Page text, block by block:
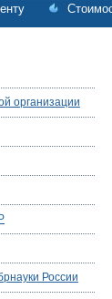
организации
России